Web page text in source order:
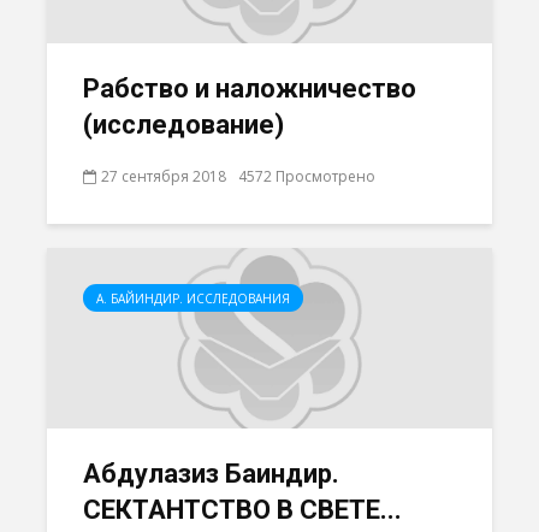
Рабство и наложничество
(исследование)
27 сентября 2018 4572 Просмотрено
А. БАЙИНДИР. ИССЛЕДОВАНИЯ
Абдулазиз Баиндир.
СЕКТАНТСТВО В СВЕТЕ...